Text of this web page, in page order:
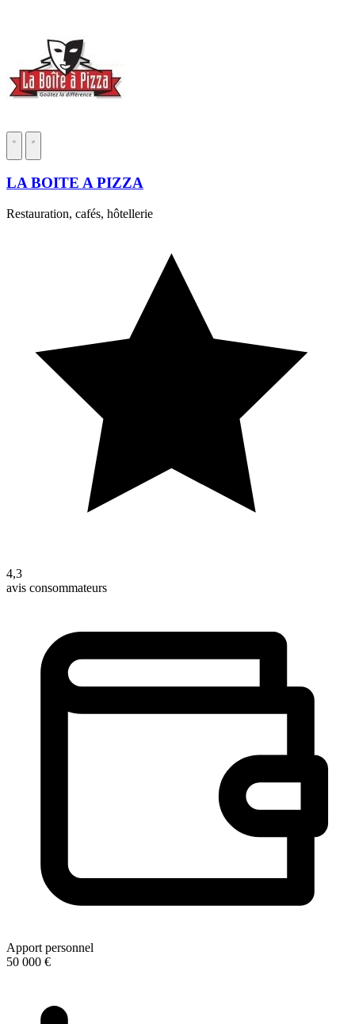
LA BOITE A PIZZA
Restauration, cafés, hôtellerie
4,3
avis consommateurs
Apport personnel
50 000 €